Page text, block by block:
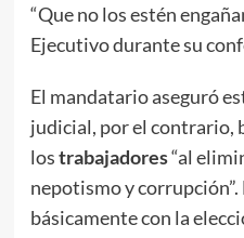
“Que no los estén
Ejecutivo durante su
El mandatario aseguró
judicial, por el contrario,
lostrabajadores“al
nepotismo y
básicamente con la